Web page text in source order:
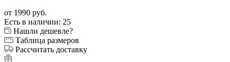
от 1990 руб.
Есть в наличии: 25
Нашли дешевле?
Таблица размеров
Рассчитать доставку